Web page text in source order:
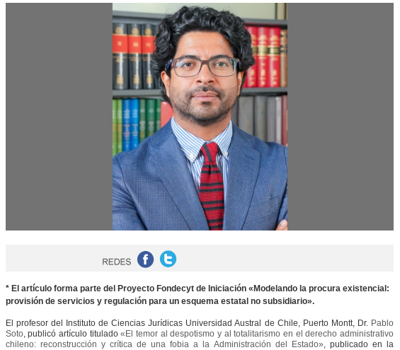
* El artículo forma parte del Proyecto Fondecyt de Iniciación «Modelando la procura existencial:
provisión de servicios y regulación para un esquema estatal no subsidiario».
El profesor del Instituto de Ciencias Jurídicas Universidad Austral de Chile, Puerto Montt, Dr. Pablo
Soto, publicó artículo titulado«El temor al despotismo y al totalitarismo en el derecho administrativo
chileno: reconstrucción y crítica de una fobia a la Administración del Estado», publicado en la